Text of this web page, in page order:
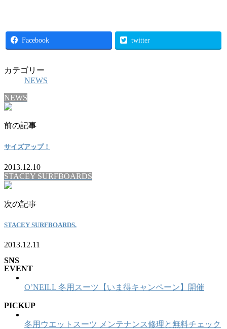
Facebook twitter
カテゴリー
NEWS
NEWS
前の記事
サイズアップ！
2013.12.10
STACEY SURFBOARDS
次の記事
STACEY SURFBOARDS.
2013.12.11
SNS
EVENT
O’NEILL 冬用スーツ【いま得キャンペーン】開催
PICKUP
冬用ウエットスーツ メンテナンス修理と無料チェック